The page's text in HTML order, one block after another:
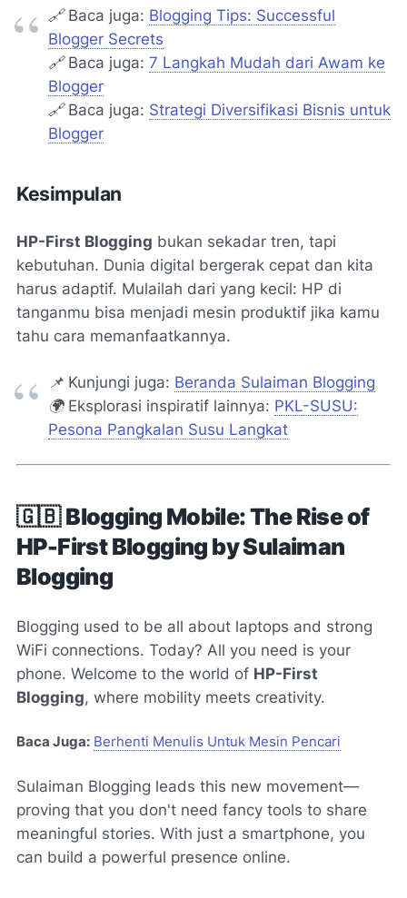
🔗 Baca juga: Blogging Tips: Successful
Blogger Secrets
🔗 Baca juga: 7 Langkah Mudah dari Awam ke
Blogger
🔗 Baca juga: Strategi Diversifikasi Bisnis untuk
Blogger
Kesimpulan
HP-First Blogging bukan sekadar tren, tapi
kebutuhan. Dunia digital bergerak cepat dan kita
harus adaptif. Mulailah dari yang kecil: HP di
tanganmu bisa menjadi mesin produktif jika kamu
tahu cara memanfaatkannya.
📌 Kunjungi juga: Beranda Sulaiman Blogging
🌍 Eksplorasi inspiratif lainnya: PKL-SUSU:
Pesona Pangkalan Susu Langkat
🇬🇧Blogging Mobile: The Rise of
HP-First Blogging by Sulaiman
Blogging
Blogging used to be all about laptops and strong
WiFi connections. Today? All you need is your
phone. Welcome to the world of HP-First
Blogging, where mobility meets creativity.
Baca Juga: Berhenti Menulis Untuk Mesin Pencari
Sulaiman Blogging leads this new movement—
proving that you don't need fancy tools to share
meaningful stories. With just a smartphone, you
can build a powerful presence online.